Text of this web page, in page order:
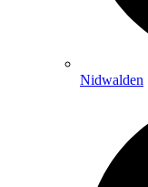
Nidwalden